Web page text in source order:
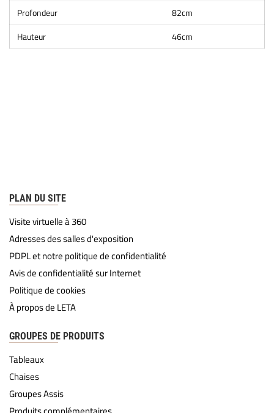
Profondeur
82cm
Hauteur
46cm
PLAN DU SITE
Visite virtuelle à 360
Adresses des salles d'exposition
PDPL et notre politique de confidentialité
Avis de confidentialité sur Internet
Politique de cookies
À propos de LETA
GROUPES DE PRODUITS
Tableaux
Chaises
Groupes Assis